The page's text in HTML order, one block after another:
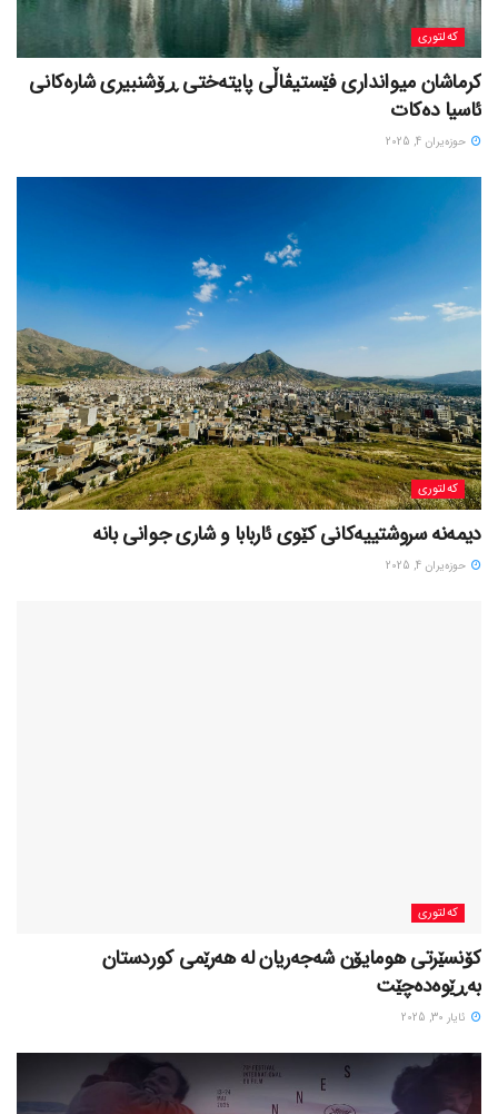
کەلتوری
کرماشان میوانداری فێستیڤاڵی پایتەختی ڕۆشنبیری شارەکانی
ئاسیا دەکات
حوزه‌یران 4, 2025
کەلتوری
حوزه‌یران 4, 2025
کەلتوری
کۆنسێرتی هومایۆن شەجەریان لە هەرێمی کوردستان
بەڕێوەدەچێت
ئایار 30, 2025